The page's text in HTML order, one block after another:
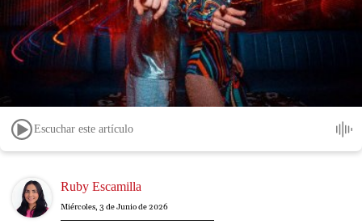
Escuchar este artículo
Image Ruby Escamilla
Miércoles, 3 de Junio de 2026